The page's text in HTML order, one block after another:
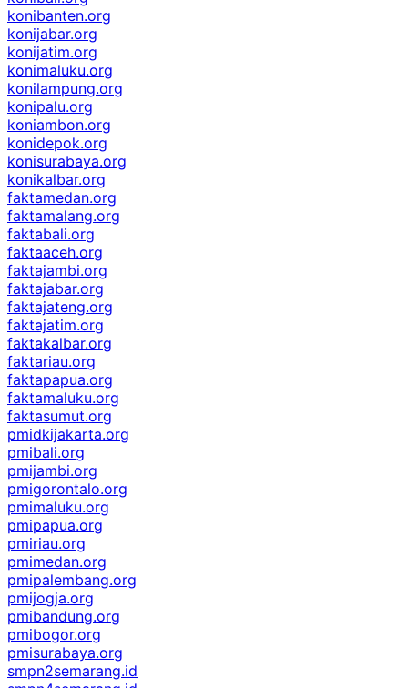
konibanten.org
konijabar.org
konijatim.org
konimaluku.org
konilampung.org
konipalu.org
koniambon.org
konidepok.org
konisurabaya.org
konikalbar.org
faktamedan.org
faktamalang.org
faktabali.org
faktaaceh.org
faktajambi.org
faktajabar.org
faktajateng.org
faktajatim.org
faktakalbar.org
faktariau.org
faktapapua.org
faktamaluku.org
faktasumut.org
pmidkijakarta.org
pmibali.org
pmijambi.org
pmigorontalo.org
pmimaluku.org
pmipapua.org
pmiriau.org
pmimedan.org
pmipalembang.org
pmijogja.org
pmibandung.org
pmibogor.org
pmisurabaya.org
smpn2semarang.id